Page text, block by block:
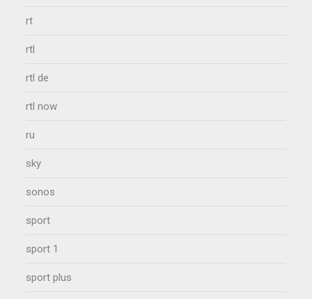
rt
rtl
rtl de
rtl now
ru
sky
sonos
sport
sport 1
sport plus